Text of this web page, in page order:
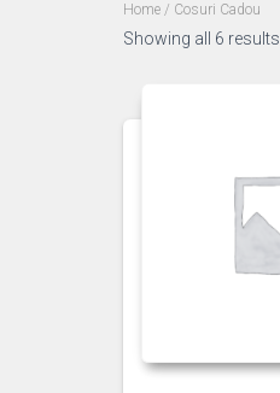
Home / Cosuri Cadou
Showing all 6 results